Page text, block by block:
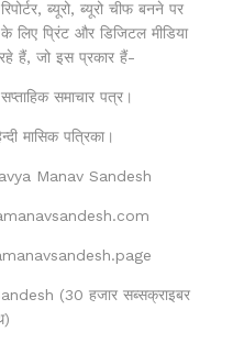
ब्यूरो, ब्यूरो चीफ बनने पर
लिए प्रिंट और डिजिटल मीडिया
हैं, जो इस प्रकार हैं-
समाचार पत्र।
मासिक पत्रिका।
Manav Sandesh
(30 हजार सब्सक्राइबर